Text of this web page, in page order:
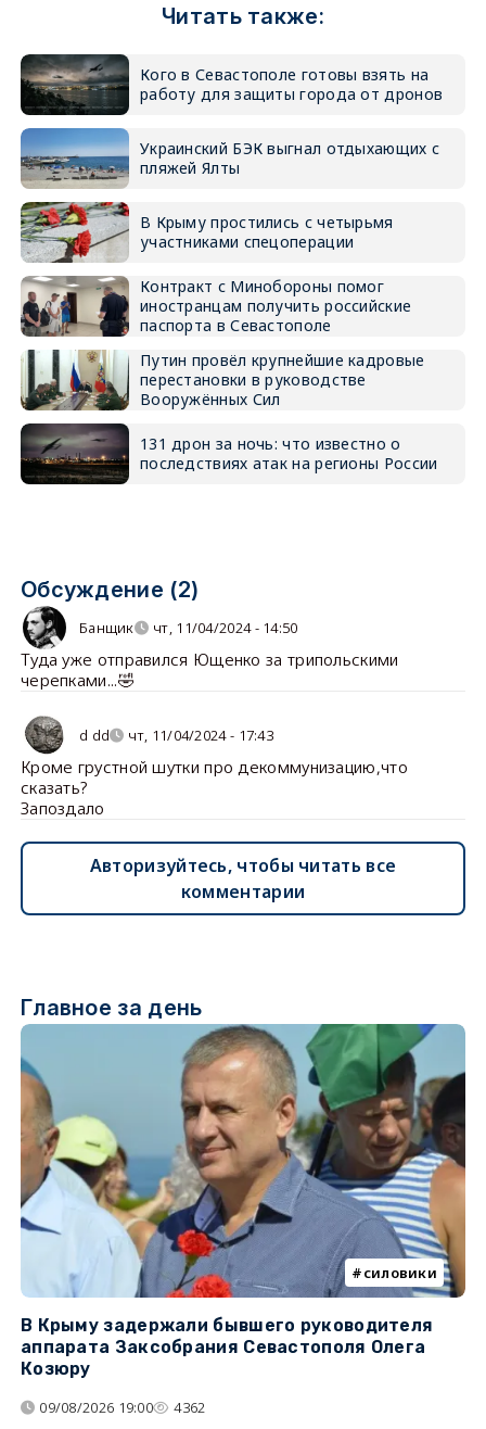
Читать также:
Кого в Севастополе готовы взять на
работу для защиты города от дронов
Украинский БЭК выгнал отдыхающих с
пляжей Ялты
В Крыму простились с четырьмя
участниками спецоперации
Контракт с Минобороны помог
иностранцам получить российские
паспорта в Севастополе
Путин провёл крупнейшие кадровые
перестановки в руководстве
Вооружённых Сил
131 дрон за ночь: что известно о
последствиях атак на регионы России
Обсуждение (2)
Банщик чт, 11/04/2024 - 14:50
Туда уже отправился Ющенко за трипольскими
черепками...🤣
d dd чт, 11/04/2024 - 17:43
Кроме грустной шутки про декоммунизацию,что
сказать?
Запоздало
Авторизуйтесь, чтобы читать все
комментарии
Главное за день
силовики
В Крыму задержали бывшего руководителя
аппарата Заксобрания Севастополя Олега
Козюру
09/08/2026 19:00 4362